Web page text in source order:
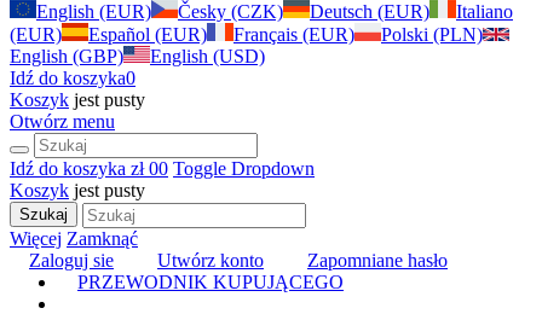
English (EUR)
Česky (CZK) Deutsch (EUR)
Italiano
(EUR)
Español (EUR) Français (EUR)
Polski (PLN)
English (GBP)
English (USD)
Idź do koszyka0
Koszyk jest pusty
Otwórz menu
Idź do koszyka zł 00 Toggle Dropdown
Koszyk jest pusty
Szukaj
Więcej Zamknąć
Zaloguj sie
Utwórz konto
Zapomniane hasło
PRZEWODNIK KUPUJĄCEGO